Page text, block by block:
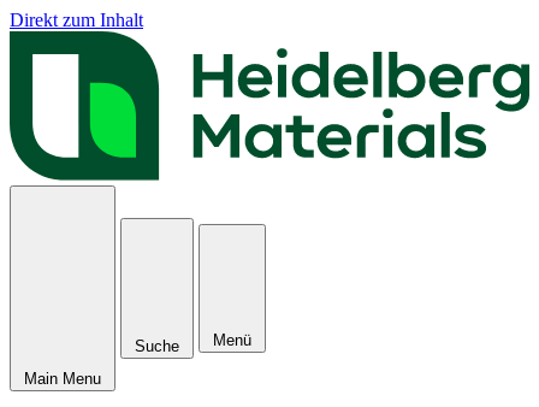
Direkt zum Inhalt
Main Menu
Suche Menü